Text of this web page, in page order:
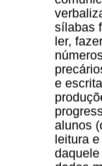
sílabas
ler,
e
alunos
leitura